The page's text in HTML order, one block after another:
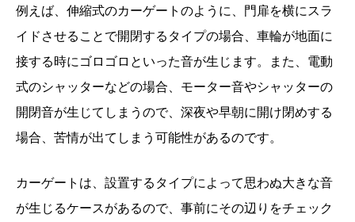
例えば、伸縮式のカーゲートのように、門扉を横にスラ
イドさせることで開閉するタイプの場合、車輪が地面に
接する時にゴロゴロといった音が生じます。また、電動
式のシャッターなどの場合、モーター音やシャッターの
開閉音が生じてしまうので、深夜や早朝に開け閉めする
場合、苦情が出てしまう可能性があるのです。
カーゲートは、設置するタイプによって思わぬ大きな音
が生じるケースがあるので、事前にその辺りをチェック